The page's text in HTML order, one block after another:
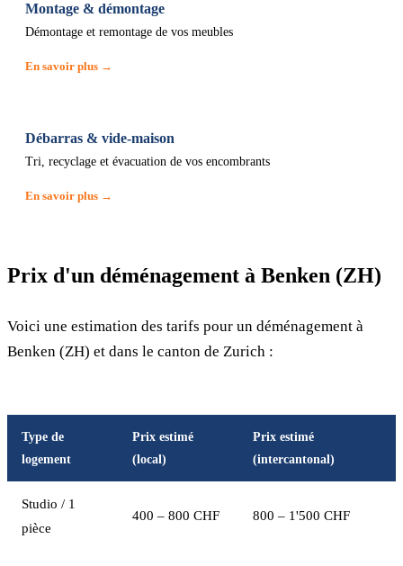
Montage & démontage
Démontage et remontage de vos meubles
En savoir plus →
Débarras & vide-maison
Tri, recyclage et évacuation de vos encombrants
En savoir plus →
Prix d'un déménagement à Benken (ZH)
Voici une estimation des tarifs pour un déménagement à
Benken (ZH) et dans le canton de Zurich :
Type de
logement
Prix estimé
(local)
Prix estimé
(intercantonal)
Studio / 1
pièce
400 – 800 CHF 800 – 1'500 CHF